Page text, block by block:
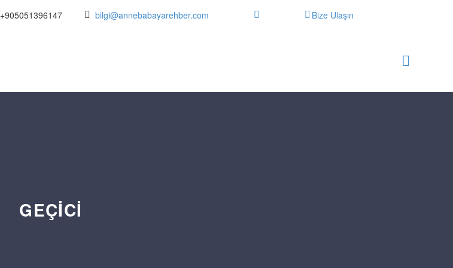
+905051396147 bilgi@annebabayarehber.com Bize Ulaşın
GEÇICI